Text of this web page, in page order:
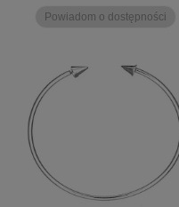
Powiadom o dostępności